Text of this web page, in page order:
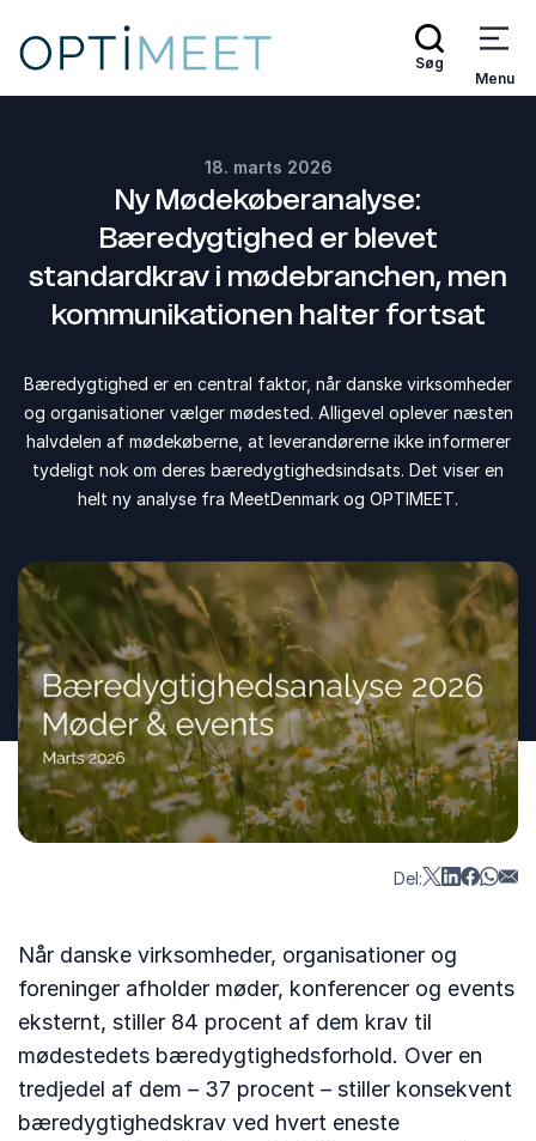
Søg
Menu
18. marts 2026
Ny Mødekøberanalyse:
Bæredygtighed er blevet
standardkrav i mødebranchen, men
kommunikationen halter fortsat
Bæredygtighed er en central faktor, når danske virksomheder
og organisationer vælger mødested. Alligevel oplever næsten
halvdelen af mødekøberne, at leverandørerne ikke informerer
tydeligt nok om deres bæredygtighedsindsats. Det viser en
helt ny analyse fra MeetDenmark og OPTIMEET.
Del:
Når danske virksomheder, organisationer og
foreninger afholder møder, konferencer og events
eksternt, stiller 84 procent af dem krav til
mødestedets bæredygtighedsforhold. Over en
tredjedel af dem – 37 procent – stiller konsekvent
bæredygtighedskrav ved hvert eneste